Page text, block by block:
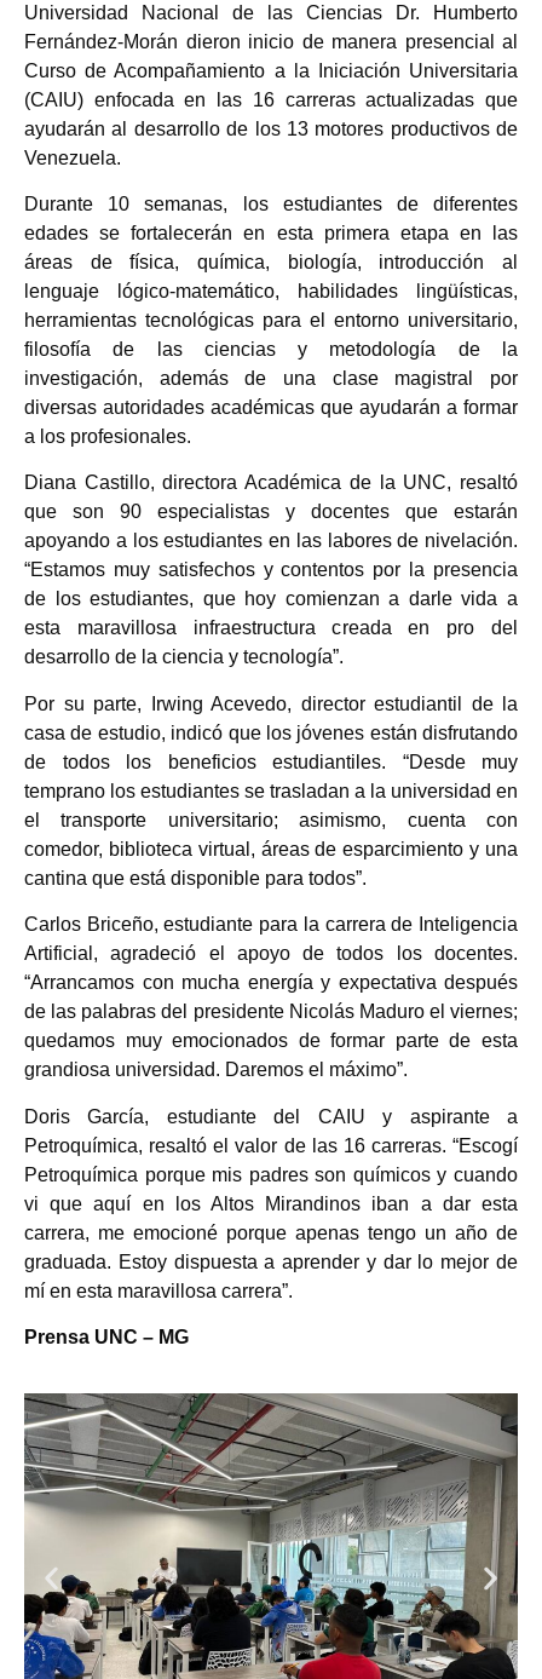
Universidad Nacional de las Ciencias Dr. Humberto
Fernández-Morán dieron inicio de manera presencial al
Curso de Acompañamiento a la Iniciación Universitaria
(CAIU) enfocada en las 16 carreras actualizadas que
ayudarán al desarrollo de los 13 motores productivos de
Venezuela.
Durante 10 semanas, los estudiantes de diferentes
edades se fortalecerán en esta primera etapa en las
áreas de física, química, biología, introducción al
lenguaje lógico-matemático, habilidades lingüísticas,
herramientas tecnológicas para el entorno universitario,
filosofía de las ciencias y metodología de la
investigación, además de una clase magistral por
diversas autoridades académicas que ayudarán a formar
a los profesionales.
Diana Castillo, directora Académica de la UNC, resaltó
que son 90 especialistas y docentes que estarán
apoyando a los estudiantes en las labores de nivelación.
“Estamos muy satisfechos y contentos por la presencia
de los estudiantes, que hoy comienzan a darle vida a
esta maravillosa infraestructura creada en pro del
desarrollo de la ciencia y tecnología”.
Por su parte, Irwing Acevedo, director estudiantil de la
casa de estudio, indicó que los jóvenes están disfrutando
de todos los beneficios estudiantiles. “Desde muy
temprano los estudiantes se trasladan a la universidad en
el transporte universitario; asimismo, cuenta con
comedor, biblioteca virtual, áreas de esparcimiento y una
cantina que está disponible para todos”.
Carlos Briceño, estudiante para la carrera de Inteligencia
Artificial, agradeció el apoyo de todos los docentes.
“Arrancamos con mucha energía y expectativa después
de las palabras del presidente Nicolás Maduro el viernes;
quedamos muy emocionados de formar parte de esta
grandiosa universidad. Daremos el máximo”.
Doris García, estudiante del CAIU y aspirante a
Petroquímica, resaltó el valor de las 16 carreras. “Escogí
Petroquímica porque mis padres son químicos y cuando
vi que aquí en los Altos Mirandinos iban a dar esta
carrera, me emocioné porque apenas tengo un año de
graduada. Estoy dispuesta a aprender y dar lo mejor de
mí en esta maravillosa carrera”.
Prensa UNC – MG